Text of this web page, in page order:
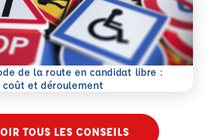
de la route en candidat libre :
coût et déroulement
TOUS LES CONSEILS